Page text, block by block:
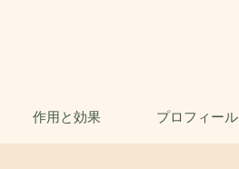
作用と効果 プロフィール